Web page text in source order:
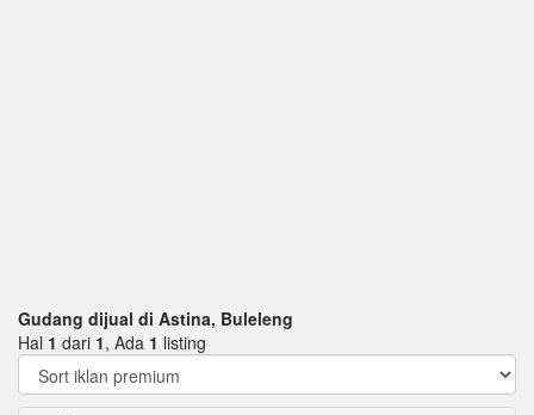
Gudang dijual di Astina, Buleleng
Hal 1 dari 1, Ada 1 listing